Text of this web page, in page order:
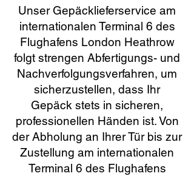
Unser Gepäcklieferservice am
internationalen Terminal 6 des
Flughafens London Heathrow
folgt strengen Abfertigungs- und
Nachverfolgungsverfahren, um
sicherzustellen, dass Ihr
Gepäck stets in sicheren,
professionellen Händen ist. Von
der Abholung an Ihrer Tür bis zur
Zustellung am internationalen
Terminal 6 des Flughafens